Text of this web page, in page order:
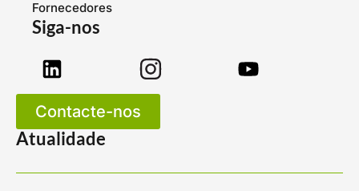
Fornecedores
Siga-nos
Contacte-nos
Atualidade